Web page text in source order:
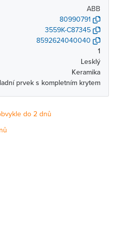
ABB
80990791
3559K-C87345
8592624040040
1
Lesklý
Keramika
prvek s kompletním krytem
do 2 dnů